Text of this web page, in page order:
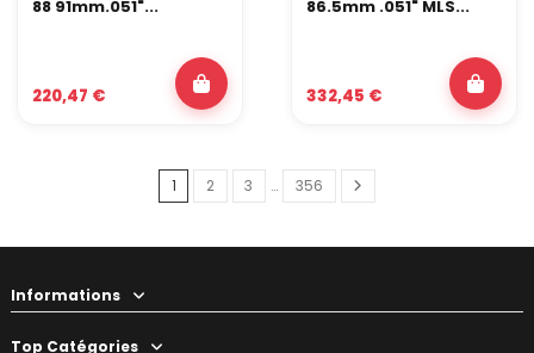
88 91mm.051"...
220,47 €
86.5mm .051" MLS...
332,45 €
1 2 3 … 356
Informations
Top Catégories